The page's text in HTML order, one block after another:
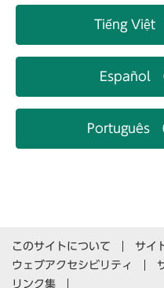
Tiếng Việt
Español
Português
このサイトについて
サイ
ウェブアクセシビリティ
リンク集